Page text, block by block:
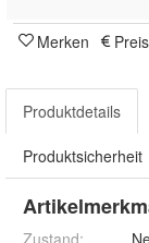
Merken
Produktdetails
Produktsicherheit
Zustand: